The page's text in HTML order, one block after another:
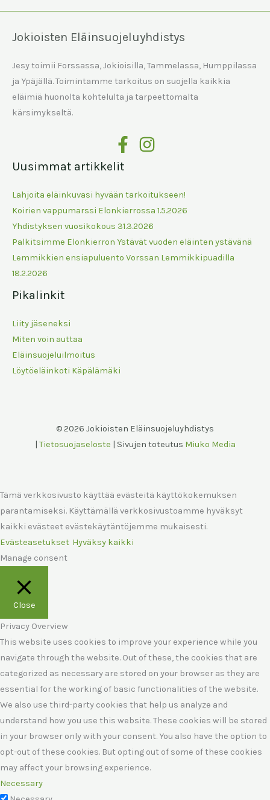
Jokioisten Eläinsuojeluyhdistys
Jesy toimii Forssassa, Jokioisilla, Tammelassa, Humppilassa
ja Ypäjällä. Toimintamme tarkoitus on suojella kaikkia
eläimiä huonolta kohtelulta ja tarpeettomalta
kärsimykseltä.
Uusimmat artikkelit
Lahjoita eläinkuvasi hyvään tarkoitukseen!
Koirien vappumarssi Elonkierrossa 1.5.2026
Yhdistyksen vuosikokous 31.3.2026
Palkitsimme Elonkierron Ystävät vuoden eläinten ystävänä
Lemmikkien ensiapuluento Vorssan Lemmikkipuadilla
18.2.2026
Pikalinkit
Liity jäseneksi
Miten voin auttaa
Eläinsuojeluilmoitus
Löytöeläinkoti Käpälämäki
© 2026 Jokioisten Eläinsuojeluyhdistys
|Tietosuojaseloste | Sivujen toteutus Miuko Media
Tämä verkkosivusto käyttää evästeitä käyttökokemuksen
parantamiseksi. Käyttämällä verkkosivustoamme hyväksyt
kaikki evästeet evästekäytäntöjemme mukaisesti.
Evästeasetukset Hyväksy kaikki
Manage consent
Close
Privacy Overview
This website uses cookies to improve your experience while you
navigate through the website. Out of these, the cookies that are
categorized as necessary are stored on your browser as they are
essential for the working of basic functionalities of the website.
We also use third-party cookies that help us analyze and
understand how you use this website. These cookies will be stored
in your browser only with your consent. You also have the option to
opt-out of these cookies. But opting out of some of these cookies
may affect your browsing experience.
Necessary